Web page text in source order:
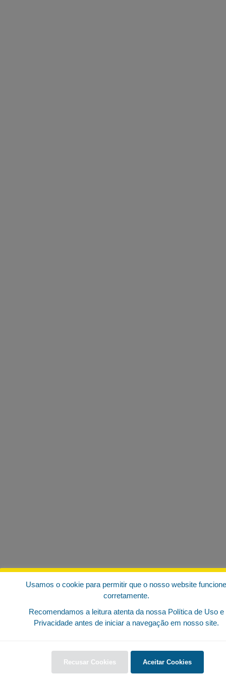
Usamos o cookie para permitir que o nosso website funcione
corretamente.
Recomendamos a leitura atenta da nossa Política de Uso e
Privacidade antes de iniciar a navegação em nosso site.
Recusar Cookies Aceitar Cookies